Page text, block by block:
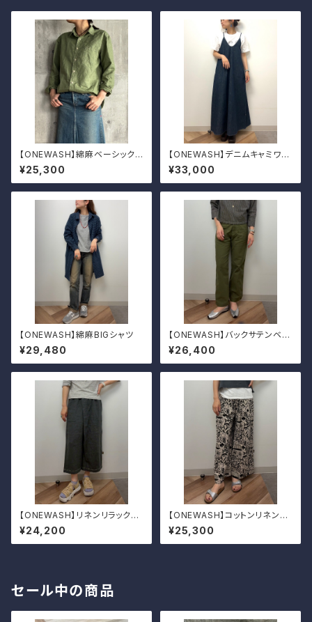
【ONEWASH】綿麻ベーシックシ
ャツ
¥25,300
【ONEWASH】デニムキャミワン
ピ
¥33,000
【ONEWASH】綿麻BIGシャツ
¥29,480
【ONEWASH】バックサテンベイ
カーパンツ
¥26,400
【ONEWASH】リネンリラックス
パンツ
¥24,200
【ONEWASH】コットンリネンキ
ャンバスガウチョパンツ
¥25,300
セール中の商品